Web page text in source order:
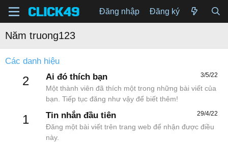
Đăng nhập Đăng ký
Năm truong123
Các danh hiệu
2 3/5/22
Ai đó thích bạn
Một thành viên đã thích một trong những bài viết của
bạn. Tiếp tục đăng như vậy để biết thêm!
1 29/4/22
Tin nhắn đầu tiên
Đăng một bài viết trên trang web để nhận được điều
này.